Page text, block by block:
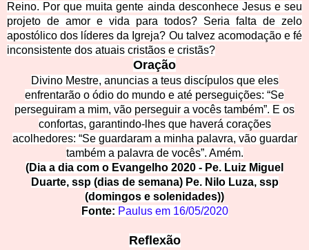
Reino. Por que muitagente ainda desconhece Jesus e seu
projeto de amor e vida para todos? Seria falta de zelo
apostólico dos líderes da Igreja? Ou talvez acomodação e fé
inconsistente dos atuais cristãos e cristãs?
Oração
Divino Mestre, anuncias a teus discípulos que eles
enfrentarão o ódio do mundo e até perseguições: “Se
perseguiram a mim, vão perseguir a vocês também”. E os
confortas, garantindo-lhes que haverá corações
acolhedores: “Se guardaram a minha palavra, vão guardar
também a palavra de vocês”. Amém.
(Dia a dia com o Evangelho 2020 - Pe. Luiz Miguel
Duarte, ssp (dias de semana) Pe. Nilo Luza, ssp
(domingos e solenidades))
Fonte: Paulus em 16/05/2020
Reflexão